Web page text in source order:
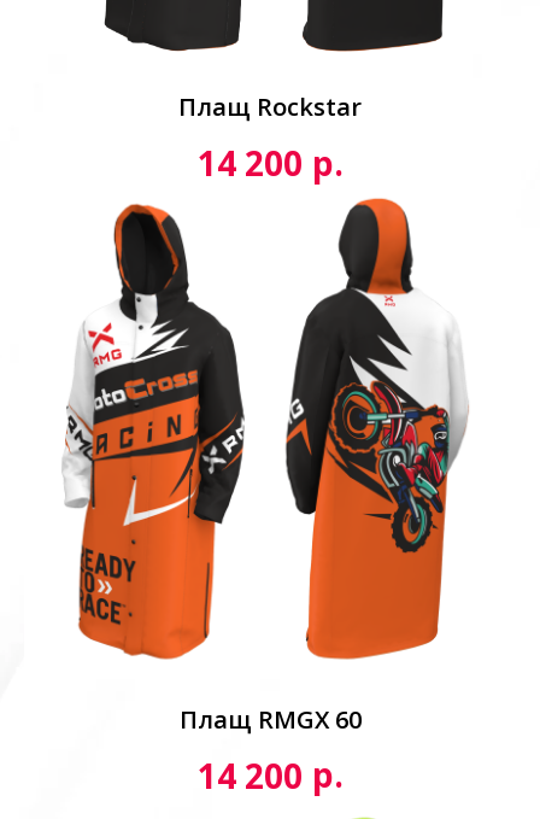
Плащ Rockstar
14 200 р.
Плащ RMGX 60
14 200 р.